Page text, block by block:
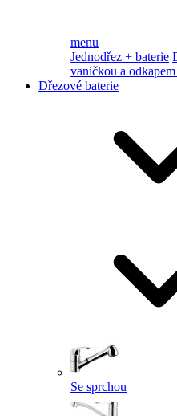
menu
Jednodřez + baterie
vaničkou a
Dřezové baterie
Se sprchou